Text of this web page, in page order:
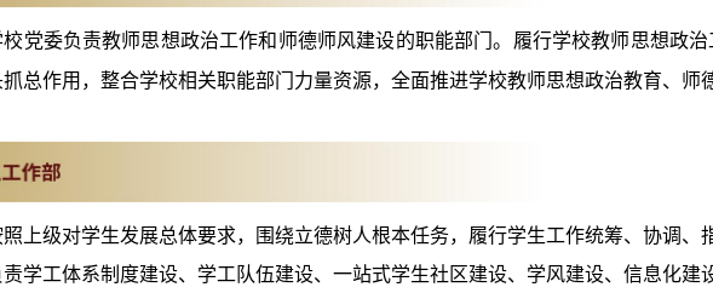
校党委负责教师思想政治工作和师德师风建设的职能部门。履行学校教师思想政
总作用，整合学校相关职能部门力量资源，全面推进学校教师思想政治教育、师
照上级对学生发展总体要求，围绕立德树人根本任务，履行学生工作统筹、协调、
学工体系制度建设、学工队伍建设、一站式学生社区建设、学风建设、信息化建